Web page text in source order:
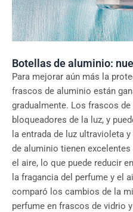
Botellas de aluminio:
Para mejorar aún más la
frascos de aluminio están
gradualmente. Los frascos
bloqueadores de la luz, y
la entrada de luz ultravioleta
de aluminio tienen
el aire, lo que puede reducir
la fragancia del perfume y el
comparó los cambios de la
perfume en frascos de vidrio